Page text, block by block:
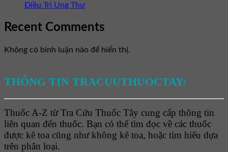
Điều Trị Ung Thư
Recent Comments
Không có bình luận nào để hiển thị.
THÔNG TIN TRACUUTHUOCTAY:
Thuốc A-Z từ Tra Cứu Thuốc Tây cung cấp thông tin
liên quan đến thuốc. Bạn có thể tìm đọc về các thuốc
được kê toa cũng như không kê toa, hoặc tìm hiểu dựa
trên phân loại.